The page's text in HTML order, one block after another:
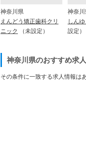
神奈川県
えんどう矯正歯科クリ
ニック
（未設定）
神奈
しん
設定）
神奈川県のおすすめ求人
その条件に一致する求人情報は